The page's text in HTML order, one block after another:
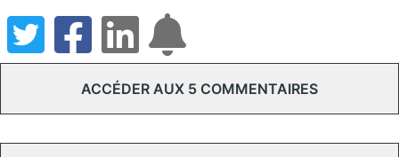
ACCÉDER AUX 5 COMMENTAIRES